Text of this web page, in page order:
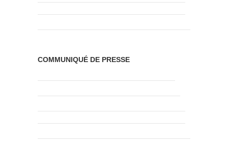
COMMUNIQUÉ DE PRESSE